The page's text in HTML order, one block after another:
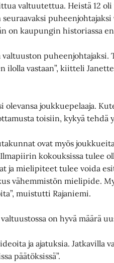
valtuutettua. Heistä 12 oli
on kaupungin historiassa
puheenjohtajaksi.
ilolla vastaan”, kiitteli
olevansa joukkuepelaaja.
toisiin, kykyä tehdä
ovat myös
kokouksissa tulee
ja mielipiteet tulee voida
vähemmistön mielipide.
muistutti Rajaniemi.
on hyvä määrä
ja ajatuksia. Jatkavilla
päätöksissä”.